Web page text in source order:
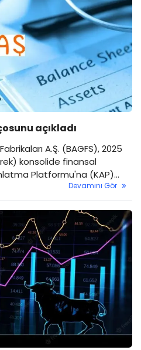
açıkladı
A.Ş. (BAGFS), 2025
konsolide finansal
Platformu'na (KAP)
kaydettiği büyük
açıklarken, satış ve
artışlar kaydetti.
Devamını Gör